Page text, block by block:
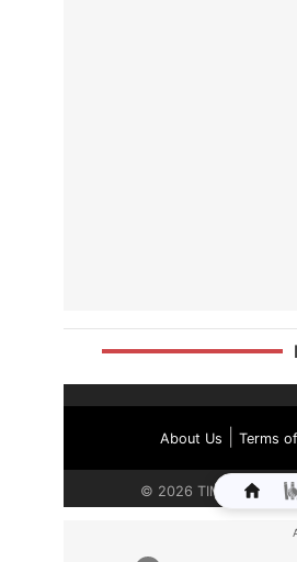
About Us Terms
© 2026 TIMES